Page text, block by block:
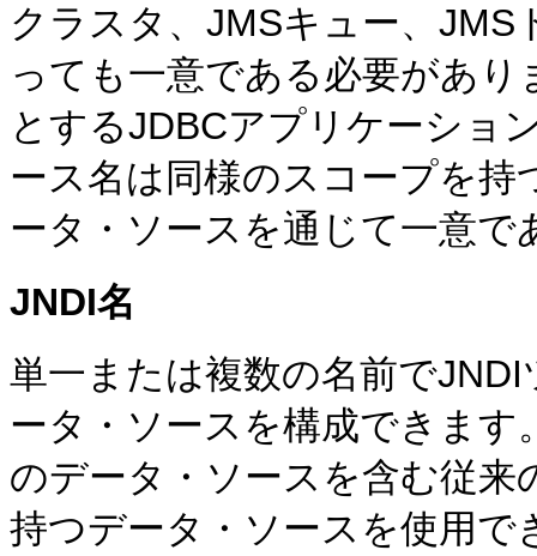
クラスタ、JMSキュー、
っても一意である必要があ
とするJDBCアプリケーショ
ース名は同様のスコープを
ータ・ソースを通じて一意で
JNDI名
単一または複数の名前で
ータ・ソースを構成できます
のデータ・ソースを含む従来
持つデータ・ソースを使用で